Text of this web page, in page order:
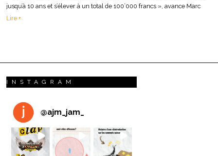
jusqu’à 10 ans et s’élever à un total de 100’000 francs », avance Marc
Lire +
INSTAGRAM
@ajm_jam_